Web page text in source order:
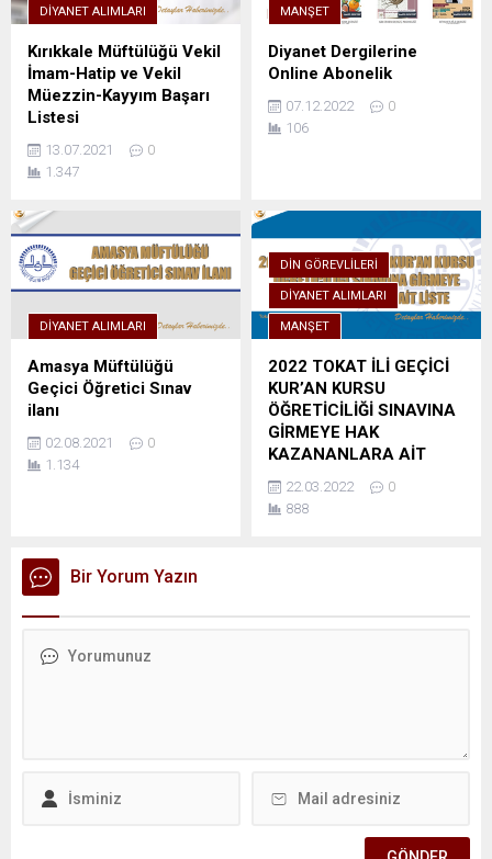
DIYANET ALIMLARI
Kırıkkale Müftülüğü Vekil
İmam-Hatip ve Vekil
Müezzin-Kayyım Başarı
Listesi
13.07.2021
0
1.347
MANŞET
Diyanet Dergilerine
Online Abonelik
07.12.2022
0
106
DIYANET ALIMLARI
Amasya Müftülüğü
Geçici Öğretici Sınav
ilanı
02.08.2021
0
1.134
DIN GÖREVLILERI
DIYANET ALIMLARI
MANŞET
2022 TOKAT İLİ GEÇİCİ
KUR’AN KURSU
ÖĞRETİCİLİĞİ SINAVINA
GİRMEYE HAK
KAZANANLARA AİT
LİSTE
22.03.2022
0
888
Bir Yorum Yazın